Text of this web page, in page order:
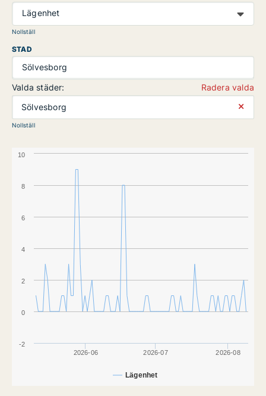
Lägenhet
Nollställ
STAD
Sölvesborg
Valda städer:
Radera valda
Sölvesborg
⨯
Nollställ
Lägenhet
2026-06 2026-07 2026-08
-2
0
2
4
6
8
10